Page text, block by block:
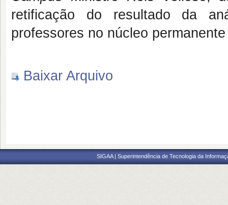
retificação do resultado da
professores no núcleo
Baixar Arquivo
SIGAA | Superintendência de Tecnologia da